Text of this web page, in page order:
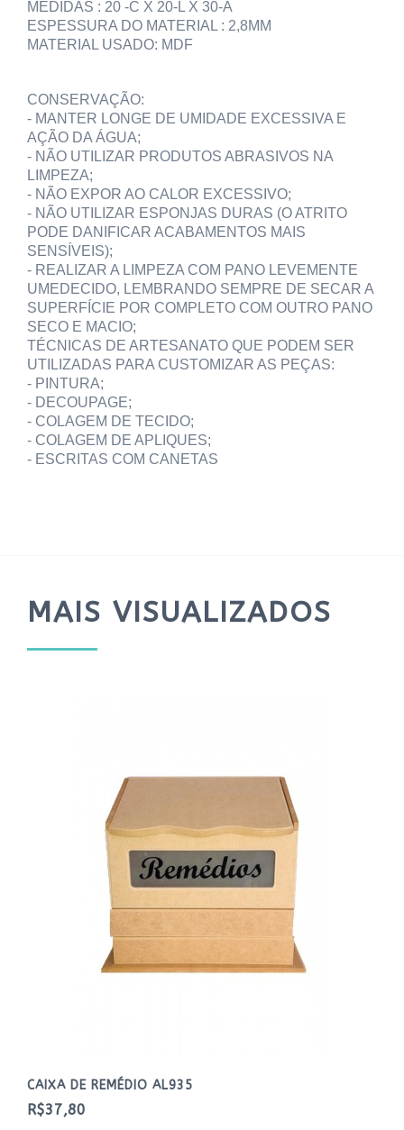
MEDIDAS : 20 -C X 20-L X 30-A
ESPESSURA DO MATERIAL : 2,8MM
MATERIAL USADO: MDF
CONSERVAÇÃO:
- MANTER LONGE DE UMIDADE EXCESSIVA E
AÇÃO DA ÁGUA;
- NÃO UTILIZAR PRODUTOS ABRASIVOS NA
LIMPEZA;
- NÃO EXPOR AO CALOR EXCESSIVO;
- NÃO UTILIZAR ESPONJAS DURAS (O ATRITO
PODE DANIFICAR ACABAMENTOS MAIS
SENSÍVEIS);
- REALIZAR A LIMPEZA COM PANO LEVEMENTE
UMEDECIDO, LEMBRANDO SEMPRE DE SECAR A
SUPERFÍCIE POR COMPLETO COM OUTRO PANO
SECO E MACIO;
TÉCNICAS DE ARTESANATO QUE PODEM SER
UTILIZADAS PARA CUSTOMIZAR AS PEÇAS:
- PINTURA;
- DECOUPAGE;
- COLAGEM DE TECIDO;
- COLAGEM DE APLIQUES;
- ESCRITAS COM CANETAS
MAIS VISUALIZADOS
CAIXA DE REMÉDIO AL935
R$37,80